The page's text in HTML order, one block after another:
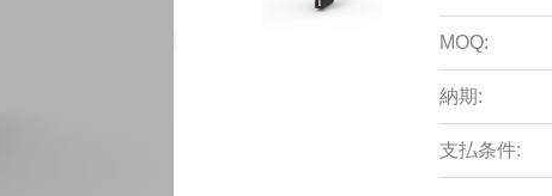
MOQ:
納期:
支払条件: